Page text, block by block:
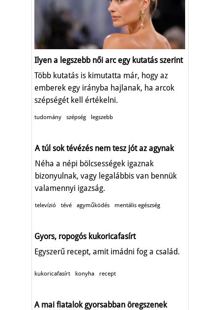
Ilyen a legszebb női arc egy kutatás szerint
Több kutatás is kimutatta már, hogy az
emberek egy irányba hajlanak, ha arcok
szépségét kell értékelni.
tudomány szépség legszebb
A túl sok tévézés nem tesz jót az agynak
Néha a népi bölcsességek igaznak
bizonyulnak, vagy legalábbis van bennük
valamennyi igazság.
televízió tévé agyműködés mentális egészség
Gyors, ropogós kukoricafasírt
Egyszerű recept, amit imádni fog a család.
kukoricafasírt konyha recept
A mai fiatalok gyorsabban öregszenek